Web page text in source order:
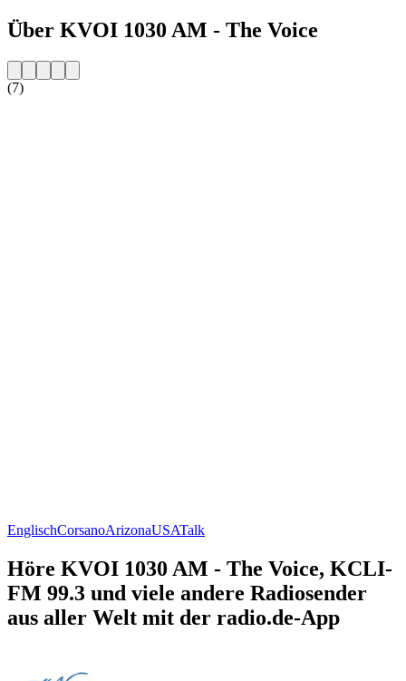
Über KVOI 1030 AM - The Voice
(7)
EnglischCorsanoArizonaUSATalk
Höre KVOI 1030 AM - The Voice, KCLI-
FM 99.3 und viele andere Radiosender
aus aller Welt mit der radio.de-App